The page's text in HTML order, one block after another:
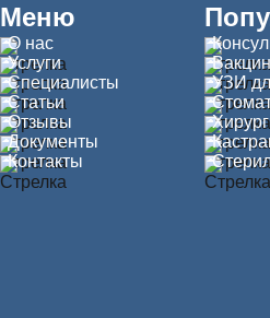
Меню
О нас
Услуги
Специалисты
Статьи
Отзывы
Документы
Контакты
УЗИ